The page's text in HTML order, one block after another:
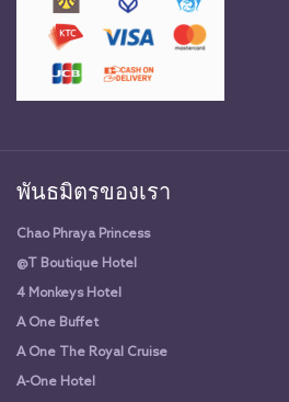
พันธมิตรของเรา
Chao Phraya Princess
@T Boutique Hotel
4 Monkeys Hotel
A One Buffet
A One The Royal Cruise
A-One Hotel